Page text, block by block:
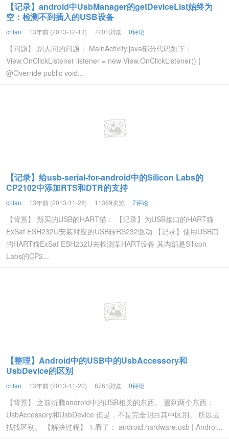
【记录】android中UsbManager的getDeviceList始终为
空：检测不到插入的USB设备
crifan 13年前 (2013-12-13) 7201浏览 0评论
【问题】 别人问的问题： MainActivity.java部分代码如下：
View.OnClickListener listener = new View.OnClickListener() {
@Override public void...
【记录】给usb-serial-for-android中的Silicon Labs的
CP2102中添加RTS和DTR的支持
crifan 13年前 (2013-11-28) 11369浏览 7评论
【背景】 新买的USB的HART猫： 【记录】为USB接口的HART猫
ExSaf ESH232U安装对应的USB转RS232驱动 【记录】使用USB口
的HART猫ExSaf ESH232U去检测某HART设备 其内部是Silicon
Labs的CP2...
【整理】Android中的USB中的UsbAccessory和
UsbDevice的区别
crifan 13年前 (2013-11-20) 8761浏览 0评论
【背景】 之前折腾android中的USB相关的东西。 遇到两个东西：
UsbAccessory和UsbDevice 但是，不是完全明白其中区别。 所以去
找找区别。 【解决过程】 1.看了： android.hardware.usb | Androi...